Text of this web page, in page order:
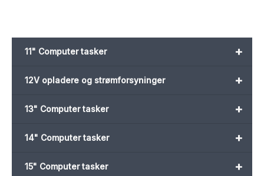
+
11" Computer tasker
+
12V opladere og strømforsyninger
+
13" Computer tasker
+
14" Computer tasker
+
15" Computer tasker